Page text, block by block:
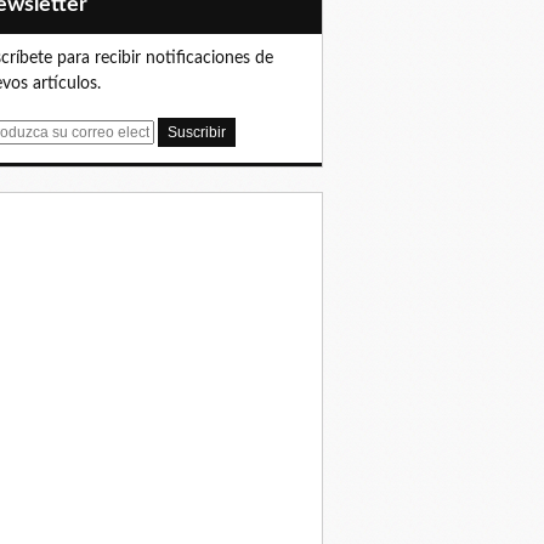
para recibir notificaciones de
artículos.